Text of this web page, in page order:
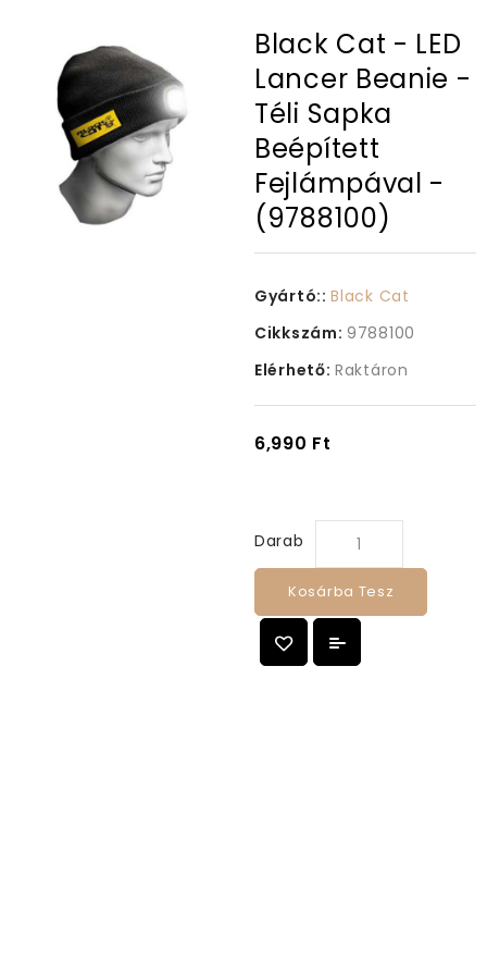
Black Cat - LED
Lancer Beanie -
Téli Sapka
Beépített
Fejlámpával -
(9788100)
Gyártó::Black Cat
Cikkszám: 9788100
Elérhető: Raktáron
6,990 Ft
Darab
Kosárba Tesz